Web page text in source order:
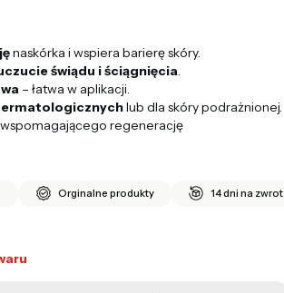
naskórka i wspiera barierę skóry.
świądu i ściągnięcia.
– łatwa w aplikacji.
lub dla skóry podrażnionej.
regenerację
Orginalne produkty 14 dni na zwrot